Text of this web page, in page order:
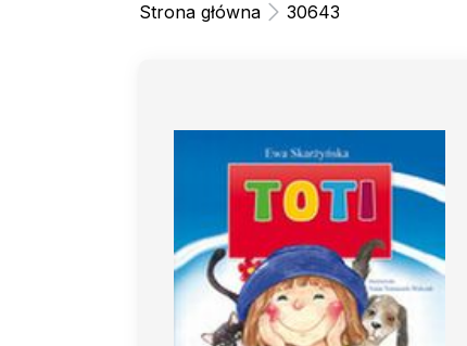
Strona główna 30643